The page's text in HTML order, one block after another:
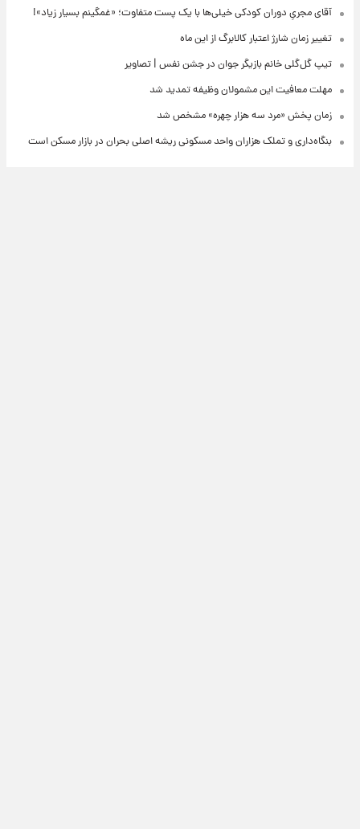
آقای مجریِ دوران کودکی خیلی‌ها با یک پست متفاوت؛ «غمگینم بسیار زیاد»!
تغییر زمان شارژ اعتبار کالابرگ از این ماه
تیپ گل‌گلی خانم بازیگر جوان در جشن نفس | تصاویر
مهلت معافیت این مشمولان وظیفه تمدید شد
زمان پخش «مرد سه هزار چهره» مشخص شد
بنگاه‌داری و تملک هزاران واحد مسکونی ریشه اصلی بحران در بازار مسکن است